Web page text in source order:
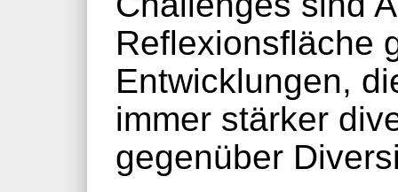
Reflexionsfläche
Entwicklungen,
immer stärker
gegenüber